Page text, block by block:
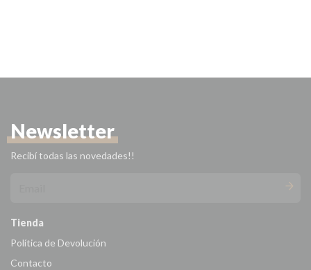
Newsletter
Recibí todas las novedades!!
Tienda
Política de Devolución
Contacto